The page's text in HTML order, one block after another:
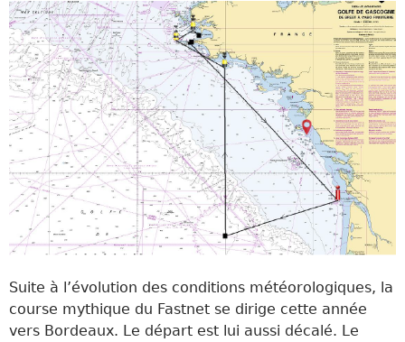
Suite à l’évolution des conditions météorologiques, la
course mythique du Fastnet se dirige cette année
vers Bordeaux. Le départ est lui aussi décalé. Le